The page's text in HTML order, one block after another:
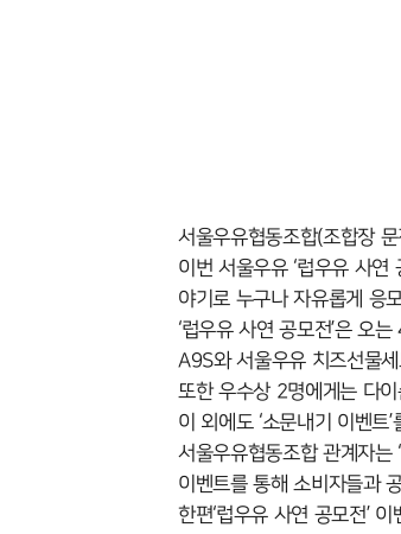
서울우유협동조합(조합장
이번 서울우유 ‘럽우유 사
야기로 누구나 자유롭게 응
‘럽우유 사연 공모전’은 오
A9S와 서울우유 치즈선물
또한 우수상 2명에게는 다
이 외에도 ‘소문내기 이벤
서울우유협동조합 관계자는
이벤트를 통해 소비자들과
한편‘럽우유 사연 공모전’